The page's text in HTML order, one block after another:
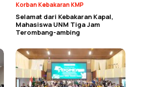
Korban Kebakaran KMP
Selamat dari Kebakaran Kapal,
Mahasiswa UNM Tiga Jam
Terombang-ambing